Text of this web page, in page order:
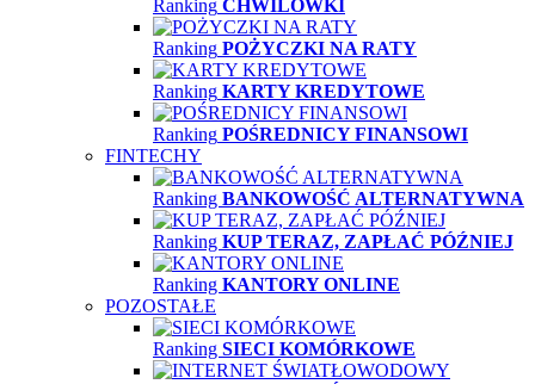
Ranking CHWILÓWKI
Ranking POŻYCZKI NA RATY
Ranking KARTY KREDYTOWE
Ranking POŚREDNICY FINANSOWI
FINTECHY
Ranking BANKOWOŚĆ ALTERNATYWNA
Ranking KUP TERAZ, ZAPŁAĆ PÓŹNIEJ
Ranking KANTORY ONLINE
POZOSTAŁE
Ranking SIECI KOMÓRKOWE